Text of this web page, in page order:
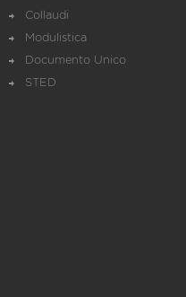
Collaudi
Modulistica
Documento Unico
STED